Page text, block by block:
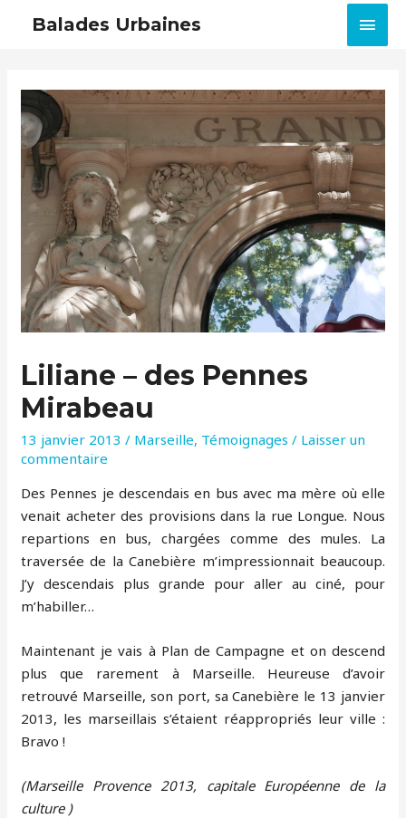
Balades Urbaines
Liliane – des Pennes
Mirabeau
13 janvier 2013 / Marseille, Témoignages / Laisser un
commentaire
Des Pennes je descendais en bus avec ma mère où elle
venait acheter des provisions dans la rue Longue. Nous
repartions en bus, chargées comme des mules. La
traversée de la Canebière m’impressionnait beaucoup.
J’y descendais plus grande pour aller au ciné, pour
m’habiller…
Maintenant je vais à Plan de Campagne et on descend
plus que rarement à Marseille. Heureuse d’avoir
retrouvé Marseille, son port, sa Canebière le 13 janvier
2013, les marseillais s’étaient réappropriés leur ville :
Bravo !
(Marseille Provence 2013, capitale Européenne de la
culture )